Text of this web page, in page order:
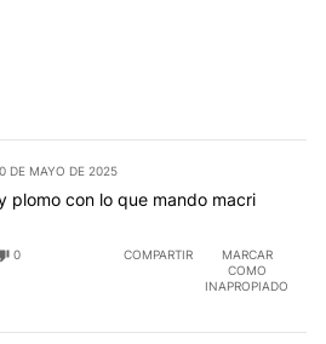
DE MAYO DE 2025
plomo con lo que mando macri
0 COMPARTIR
MARCAR
COMO
INAPROPIADO